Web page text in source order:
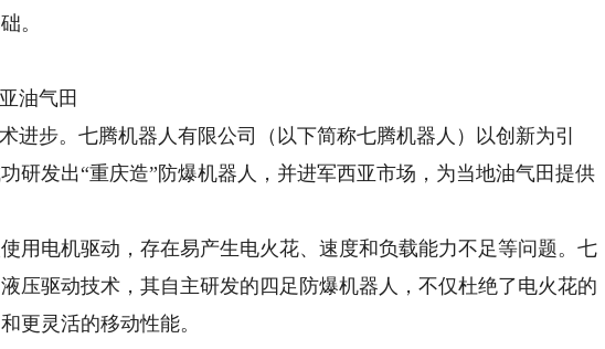
。
油气田
步。七腾机器人有限公司（以下简称七腾机器人）以创新为引
研发出“重庆造”防爆机器人，并进军西亚市场，为当地油气田提供
电机驱动，存在易产生电火花、速度和负载能力不足等问题。七
压驱动技术，其自主研发的四足防爆机器人，不仅杜绝了电火花的
更灵活的移动性能。